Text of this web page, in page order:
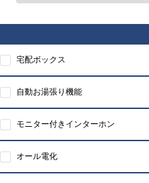
宅配ボックス
自動お湯張り機能
モニター付きインターホン
オール電化